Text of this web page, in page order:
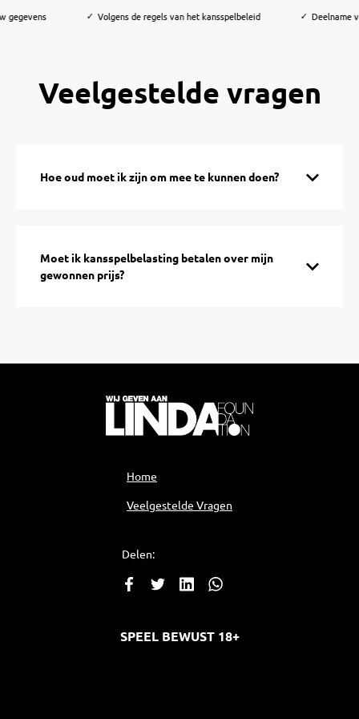
gegevens ✓ Volgens de regels van het kansspelbeleid ✓ Deelname
Veelgestelde vragen
Hoe oud moet ik zijn om mee te kunnen doen?
Moet ik kansspelbelasting betalen over mijn
gewonnen prijs?
Home
Veelgestelde Vragen
Delen:
SPEEL BEWUST 18+